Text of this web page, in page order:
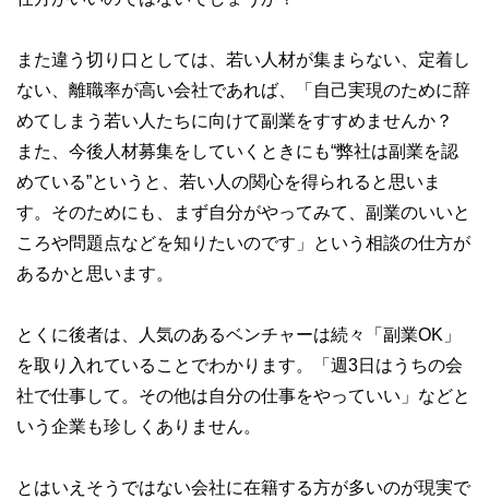
また違う切り口としては、若い人材が集まらない、定着し
ない、離職率が高い会社であれば、「自己実現のために辞
めてしまう若い人たちに向けて副業をすすめませんか？
また、今後人材募集をしていくときにも“弊社は副業を認
めている”というと、若い人の関心を得られると思いま
す。そのためにも、まず自分がやってみて、副業のいいと
ころや問題点などを知りたいのです」という相談の仕方が
あるかと思います。
とくに後者は、人気のあるベンチャーは続々「副業OK」
を取り入れていることでわかります。「週3日はうちの会
社で仕事して。その他は自分の仕事をやっていい」などと
いう企業も珍しくありません。
とはいえそうではない会社に在籍する方が多いのが現実で